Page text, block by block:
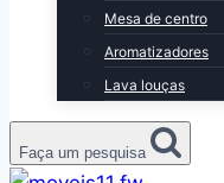
Mesa de centro
Aromatizadores
Lava louças
Faça um pesquisa